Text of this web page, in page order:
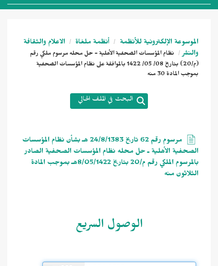
الموسوعة الإلكترونية للأنظمة أنظمة ملغاة
الاعلام والثقافة
والنشر
نظام المؤسسات الصحفية الأهلية - حل محله مرسوم ملكي رقم
(م/20) بتاريخ 08/ 05/ 1422 بالموافقة على نظام المؤسسات الصحفية
بموجب المادة 30 منه
البحث في الملف الحالي
مرسوم رقم 62 تاريخ 24/8/1383 هـ بشأن نظام المؤسسات
الصحفية الأهلية ـ حل محله نظام المؤسسات الصحفية الصادر
بالمرسوم الملكي رقم م/20 بتاريخ 8/05/1422هـ بموجب المادة
الثلاثون منه
الوصول السريع